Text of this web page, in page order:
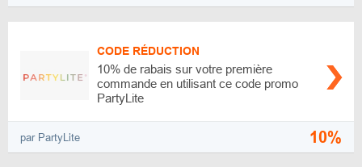
CODE RÉDUCTION
10% de rabais sur votre première
commande en utilisant ce code promo
PartyLite
par PartyLite 10%